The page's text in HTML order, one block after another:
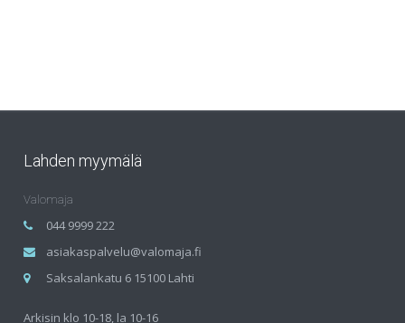
Lahden myymälä
Valomaja
044 9999 222
asiakaspalvelu@valomaja.fi
Saksalankatu 6 15100 Lahti
Arkisin klo 10-18, la 10-16